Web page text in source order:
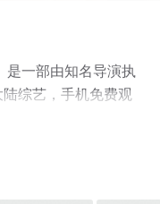
是一部由知名导演执
综艺，手机免费观
电影网，更多相关